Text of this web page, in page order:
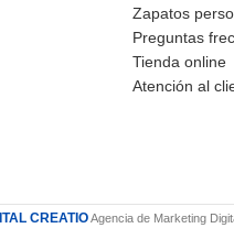
Zapatos
Preguntas
Tienda online
Atención al
CREATIOAgencia de Marketing